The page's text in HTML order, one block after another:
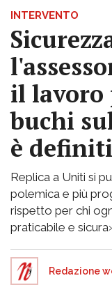
INTERVENTO
il lavoro
buchi
è
Replica a Uniti si
polemica e più
rispetto per chi
praticabile e
Redazione